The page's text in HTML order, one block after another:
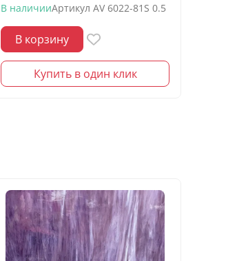
В наличииАртикул AV 6022-81S 0.5
В корзину
Купить в один клик